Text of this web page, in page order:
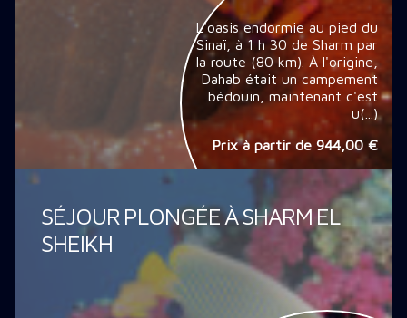
L'oasis endormie au pied du
Sinaï, à 1 h 30 de Sharm par
la route (80 km). À l'origine,
Dahab était un campement
bédouin, maintenant c'est
u(...)
Prix à partir de 944,00 €
SÉJOUR PLONGÉE À SHARM EL
SHEIKH